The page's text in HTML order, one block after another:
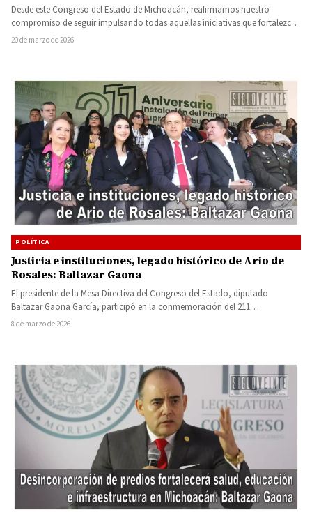
Desde este Congreso del Estado de Michoacán, reafirmamos nuestro
compromiso de seguir impulsando todas aquellas iniciativas que fortalezcan
la cultura,…
20 de marzo de 2026
POLÍTICA
Justicia e instituciones, legado histórico de Ario de
Rosales: Baltazar Gaona
El presidente de la Mesa Directiva del Congreso del Estado, diputado
Baltazar Gaona García, participó en la conmemoración del 211…
8 de marzo de 2026